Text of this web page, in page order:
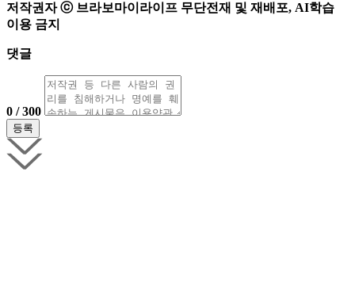
저작권자 ⓒ 브라보마이라이프 무단전재 및 재배포, AI학습
이용 금지
댓글
0 / 300